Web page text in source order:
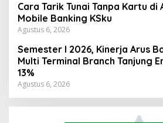
Cara Tarik Tunai Tanpa Kartu di
Mobile Banking KSku
Agustus 6, 2026
Semester I 2026, Kinerja Arus
Multi Terminal Branch Tanjung
13%
Agustus 6, 2026